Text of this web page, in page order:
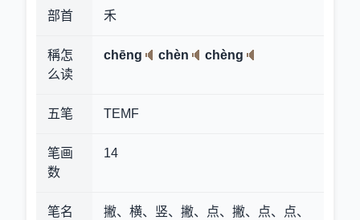
部首 禾
稱怎
么读
chēng chèn chèng
五笔 TEMF
笔画
数
14
笔名
撇、横、竖、撇、点、撇、点、点、